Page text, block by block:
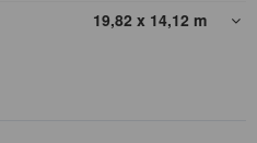
19,82 x 14,12 m